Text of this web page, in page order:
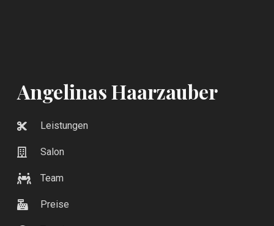
Angelinas Haarzauber
Leistungen
Salon
Team
Preise